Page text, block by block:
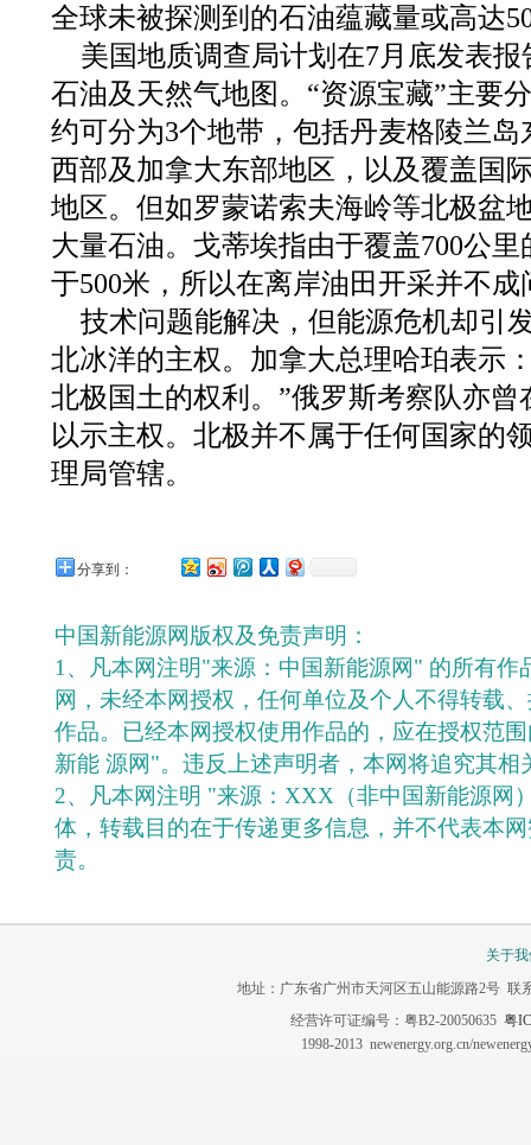
全球未被探测到的石油蕴藏量或高达
美国地质调查局计划在7月底发表
石油及天然气地图。“资源宝藏”主要
约可分为3个地带，包括丹麦格陵兰
西部及加拿大东部地区，以及覆盖国
地区。但如罗蒙诺索夫海岭等北极盆
大量石油。戈蒂埃指由于覆盖700公
于500米，所以在离岸油田开采并不成
技术问题能解决，但能源危机却引
北冰洋的主权。加拿大总理哈珀表示
北极国土的权利。”俄罗斯考察队亦
以示主权。北极并不属于任何国家的
理局管辖。
分享到：
中国新能源网版权及免责声明：
1、凡本网注明"来源：中国新能源网" 的所有作
网，未经本网授权，任何单位及个人不得转载
作品。已经本网授权使用作品的，应在授权范
新能 源网"。违反上述声明者，本网将追究其相
2、凡本网注明 "来源：XXX（非中国新能源网
体，转载目的在于传递更多信息，并不代表本
责。
关于
地址：广东省广州市天河区五山能源路2号 联
经营许可证编号：粤B2-20050635 粤
1998-2013 newenergy.org.cn/